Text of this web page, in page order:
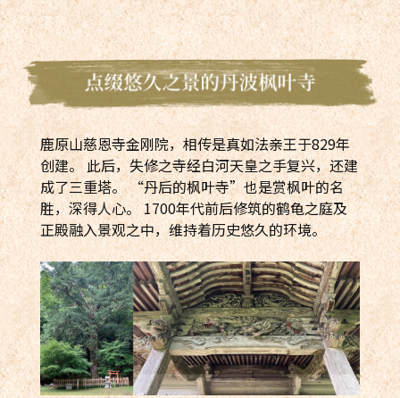
鹿原山慈恩寺金刚院，相传是真如法亲王于829年
创建。 此后，失修之寺经白河天皇之手复兴，还建
成了三重塔。 “丹后的枫叶寺”也是赏枫叶的名
胜，深得人心。 1700年代前后修筑的鹤龟之庭及
正殿融入景观之中，维持着历史悠久的环境。